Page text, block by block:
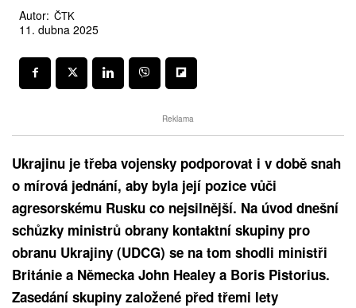
Autor: ČTK
11. dubna 2025
Reklama
Ukrajinu je třeba vojensky podporovat i v době snah
o mírová jednání, aby byla její pozice vůči
agresorskému Rusku co nejsilnější. Na úvod dnešní
schůzky ministrů obrany kontaktní skupiny pro
obranu Ukrajiny (UDCG) se na tom shodli ministři
Británie a Německa John Healey a Boris Pistorius.
Zasedání skupiny založené před třemi lety